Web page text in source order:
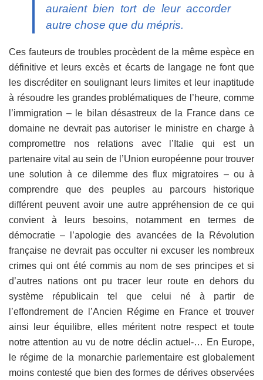
auraient bien tort de leur accorder
autre chose que du mépris.
Ces fauteurs de troubles procèdent de la même espèce en
définitive et leurs excès et écarts de langage ne font que
les discréditer en soulignant leurs limites et leur inaptitude
à résoudre les grandes problématiques de l’heure, comme
l’immigration – le bilan désastreux de la France dans ce
domaine ne devrait pas autoriser le ministre en charge à
compromettre nos relations avec l’Italie qui est un
partenaire vital au sein de l’Union européenne pour trouver
une solution à ce dilemme des flux migratoires – ou à
comprendre que des peuples au parcours historique
différent peuvent avoir une autre appréhension de ce qui
convient à leurs besoins, notamment en termes de
démocratie – l’apologie des avancées de la Révolution
française ne devrait pas occulter ni excuser les nombreux
crimes qui ont été commis au nom de ses principes et si
d’autres nations ont pu tracer leur route en dehors du
système républicain tel que celui né à partir de
l’effondrement de l’Ancien Régime en France et trouver
ainsi leur équilibre, elles méritent notre respect et toute
notre attention au vu de notre déclin actuel-… En Europe,
le régime de la monarchie parlementaire est globalement
moins contesté que bien des formes de dérives observées